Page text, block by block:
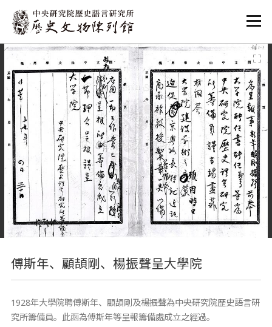
:::
傅斯年、顧頡剛、楊振聲呈大學院
1928年大學院聘傅斯年、顧頡剛及楊振聲為中央研究院歷史語言研
究所籌備員。此函為傅斯年等呈報籌備處成立之經過。